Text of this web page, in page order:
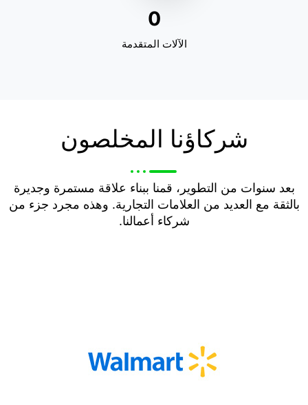
0
الآلات المتقدمة
شركاؤنا المخلصون
بعد سنوات من التطوير، قمنا ببناء علاقة مستمرة وجديرة
بالثقة مع العديد من العلامات التجارية. وهذه مجرد جزء من
شركاء أعمالنا.